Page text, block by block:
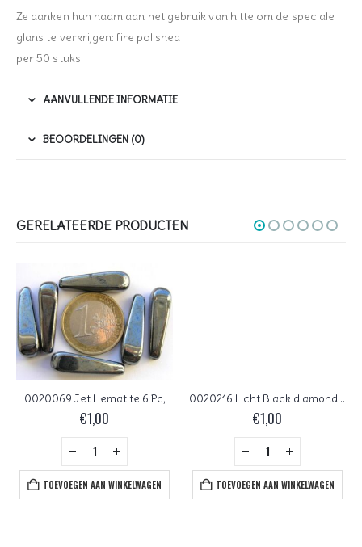
Ze danken hun naam aan het gebruik van hitte om de speciale
glans te verkrijgen: fire polished
per 50 stuks
AANVULLENDE INFORMATIE
BEOORDELINGEN (0)
GERELATEERDE PRODUCTEN
0020069 Jet Hematite 6 Pc,
€1,00
TOEVOEGEN AAN WINKELWAGEN
0020216 Licht Black diamond (grijs) Czech Glass Facet Firepolish 4mm 50 stuks
€1,00
TOEVOEGEN AAN WINKELWAGEN